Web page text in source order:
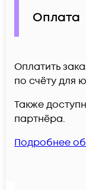
Оплата
Оплатить
по счёту для
Также
партнёра.
Подробнее